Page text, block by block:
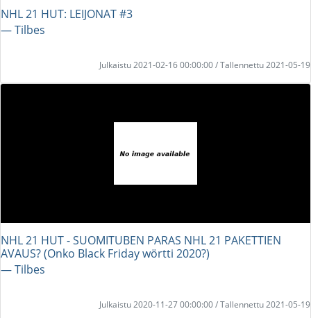
NHL 21 HUT: LEIJONAT #3
― Tilbes
Julkaistu 2021-02-16 00:00:00 / Tallennettu 2021-05-19
NHL 21 HUT - SUOMITUBEN PARAS NHL 21 PAKETTIEN
AVAUS? (Onko Black Friday wörtti 2020?)
― Tilbes
Julkaistu 2020-11-27 00:00:00 / Tallennettu 2021-05-19